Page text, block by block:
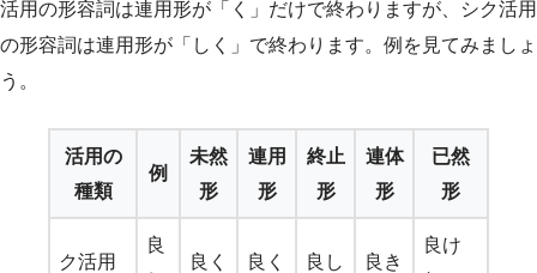
活用の形容詞は連用形が「く」だけで終わりますが、シク活用
の形容詞は連用形が「しく」で終わります。例を見てみましょ
う。
活用の
種類
例
未然
形
連用
形
終止
形
連体
形
已然
形
ク活用
良
良く 良く 良し 良き
良け